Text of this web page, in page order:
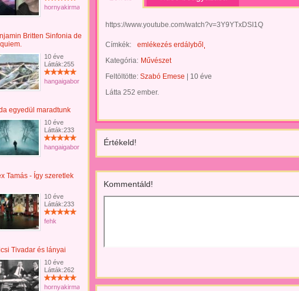
hornyakirma
Britten Sinfonia de
10 éve
Látták:255
hangaigabor
egyedül maradtunk
10 éve
Látták:233
hangaigabor
Tamás - Így szeretlek
10 éve
Látták:233
fehk
Tivadar és lányai
10 éve
Látták:262
hornyakirma
https://www.youtube.com/watch?v=3Y9YTxDSI1Q
Címkék:
emlékezés erdályből
Kategória: Művészet
Feltöltötte: Szabó Emese
10 éve
Látta 252 ember.
Értékeld!
Kommentáld!